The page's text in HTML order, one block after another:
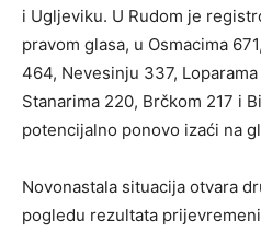
i Ugljeviku. U Rudom je
pravom glasa, u Osmacima
464, Nevesinju 337,
Stanarima 220, Brčkom 217 i
potencijalno ponovo izaći na
Novonastala situacija otvara
pogledu rezultata